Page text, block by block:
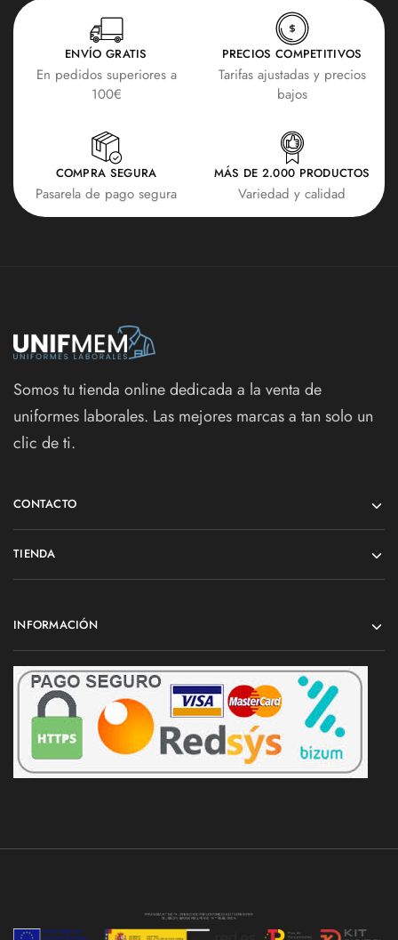
ENVÍO GRATIS
En pedidos superiores a
100€
PRECIOS COMPETITIVOS
Tarifas ajustadas y precios
bajos
COMPRA SEGURA
Pasarela de pago segura
MÁS DE 2.000 PRODUCTOS
Variedad y calidad
Somos tu tienda online dedicada a la venta de
uniformes laborales. Las mejores marcas a tan solo un
clic de ti.
CONTACTO
TIENDA
INFORMACIÓN